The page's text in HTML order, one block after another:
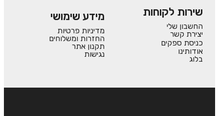
שירות לקוחות
החשבון שלי
יצירת קשר
כניסת ספקים
אודותינו
בלוג
מידע שימושי
מדיניות פרטיות
החזרות ומשלוחים
תקנון אתר
נגישות